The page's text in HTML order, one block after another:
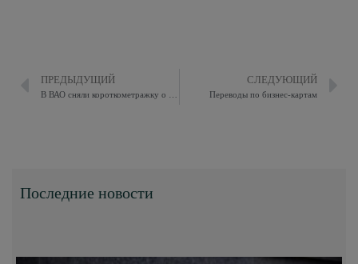
ПРЕДЫДУЩИЙ СЛЕДУЮЩИЙ
Переводы по бизнес-картам
Последние новости